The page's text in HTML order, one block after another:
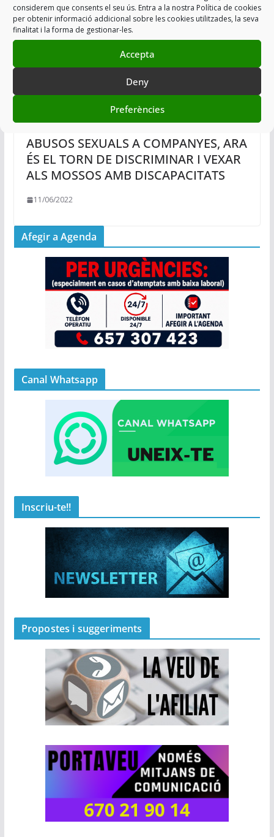
considerem que consents el seu ús. Entra a la nostra Política de cookies
per obtenir informació addicional sobre les cookies utilitzades, la seva
finalitat i la forma de gestionar-les.
Accepta
Deny
Preferències
DESPRÉS DE TAPAR UNS PRESUMPTES
ABUSOS SEXUALS A COMPANYES, ARA
ÉS EL TORN DE DISCRIMINAR I VEXAR
ALS MOSSOS AMB DISCAPACITATS
11/06/2022
Afegir a Agenda
Canal Whatsapp
Inscriu-te!!
Propostes i suggeriments